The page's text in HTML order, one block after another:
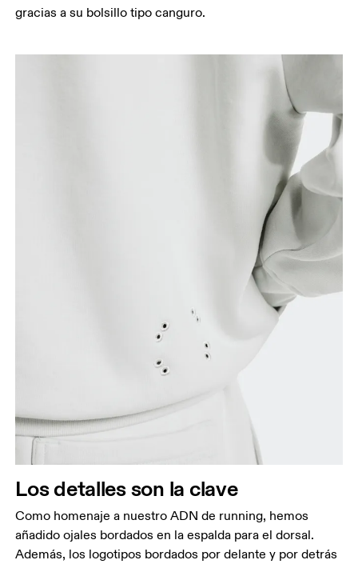
gracias a su bolsillo tipo canguro.
Los detalles son la clave
Como homenaje a nuestro ADN de running, hemos
añadido ojales bordados en la espalda para el dorsal.
Además, los logotipos bordados por delante y por detrás